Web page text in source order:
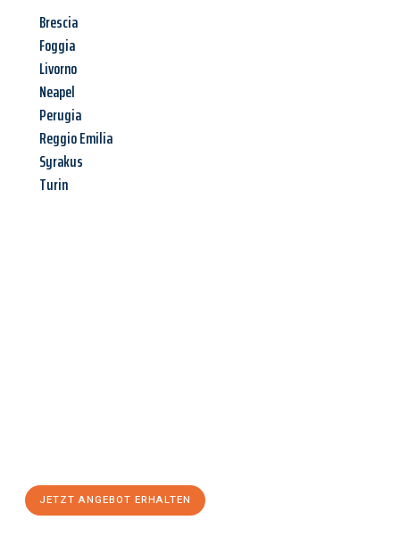
Brescia
Foggia
Livorno
Neapel
Perugia
Reggio Emilia
Syrakus
Turin
JETZT ANGEBOT ERHALTEN